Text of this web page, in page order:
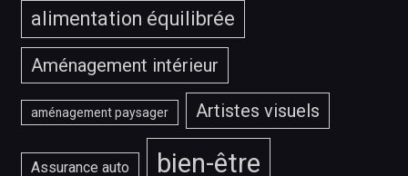
alimentation équilibrée
Aménagement intérieur
aménagement paysager Artistes visuels
Assurance auto bien-être